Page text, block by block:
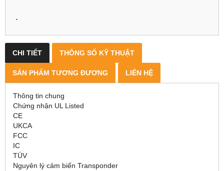
.
CHI TIẾT THÔNG SỐ KỸ THUẬT
SẢN PHẨM TƯƠNG ĐƯƠNG LIÊN HỆ
Thông tin chung
Chứng nhận UL Listed
CE
UKCA
FCC
IC
TÜV
Nguyên lý cảm biến Transponder